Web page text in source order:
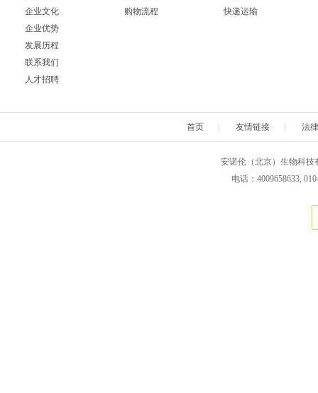
企业文化
企业优势
发展历程
联系我们
人才招聘
购物流程
快递运输
首页 友情链接 法
安诺伦（北京）生物科技
电话：4009658633,